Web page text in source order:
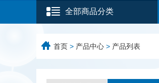
全部商品分类
首页 > 产品中心 > 产品列表